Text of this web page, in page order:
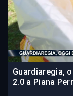
Guardiaregia,
2.0 a Piana